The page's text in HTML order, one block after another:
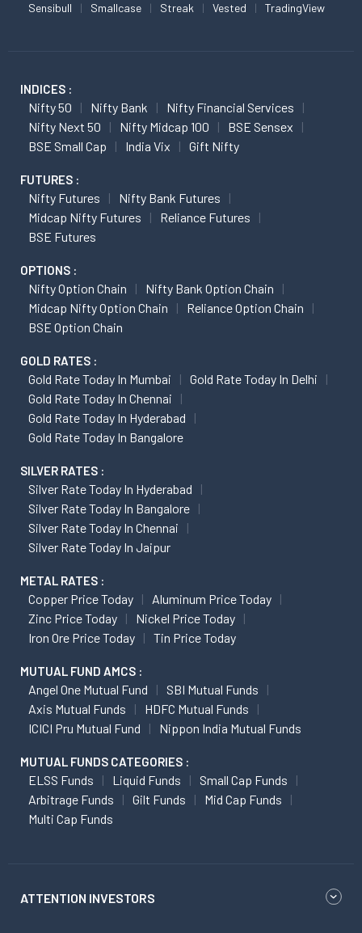
Sensibull Smallcase Streak Vested TradingView
INDICES :
Nifty 50 Nifty Bank
Nifty Financial Services
Nifty Next 50
Nifty Midcap 100
BSE Sensex
BSE Small Cap
India Vix Gift Nifty
FUTURES :
Nifty Futures
Nifty Bank Futures
Midcap Nifty Futures
Reliance Futures
BSE Futures
OPTIONS :
Nifty Option Chain
Nifty Bank Option Chain
Midcap Nifty Option Chain
Reliance Option Chain
BSE Option Chain
GOLD RATES :
Gold Rate Today In Mumbai
Gold Rate Today In Delhi
Gold Rate Today In Chennai
Gold Rate Today In Hyderabad
Gold Rate Today In Bangalore
SILVER RATES :
Silver Rate Today In Hyderabad
Silver Rate Today In Bangalore
Silver Rate Today In Chennai
Silver Rate Today In Jaipur
METAL RATES :
Copper Price Today
Aluminum Price Today
Zinc Price Today
Nickel Price Today
Iron Ore Price Today
Tin Price Today
MUTUAL FUND AMCS :
Angel One Mutual Fund
SBI Mutual Funds
Axis Mutual Funds
HDFC Mutual Funds
ICICI Pru Mutual Fund
Nippon India Mutual Funds
MUTUAL FUNDS CATEGORIES :
ELSS Funds Liquid Funds
Small Cap Funds
Arbitrage Funds
Gilt Funds
Mid Cap Funds
Multi Cap Funds
ATTENTION INVESTORS